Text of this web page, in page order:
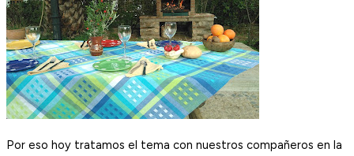
Por eso hoy tratamos el tema con nuestros compañeros en la